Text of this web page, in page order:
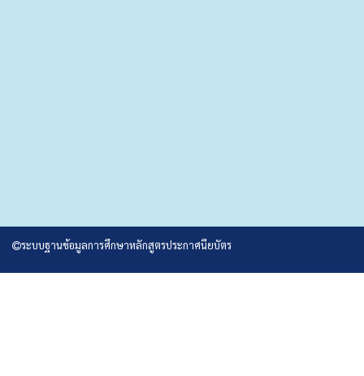
ระบบฐานข้อมูลการศึกษาหลักสูตรประกาศนียบัตร